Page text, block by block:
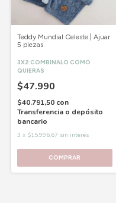
Teddy Mundial Celeste | Ajuar
5 piezas
3X2 COMBINALO COMO
QUIERAS
$47.990
$40.791,50 con
Transferencia o depósito
bancario
3 x $15.996,67 sin interés
COMPRAR